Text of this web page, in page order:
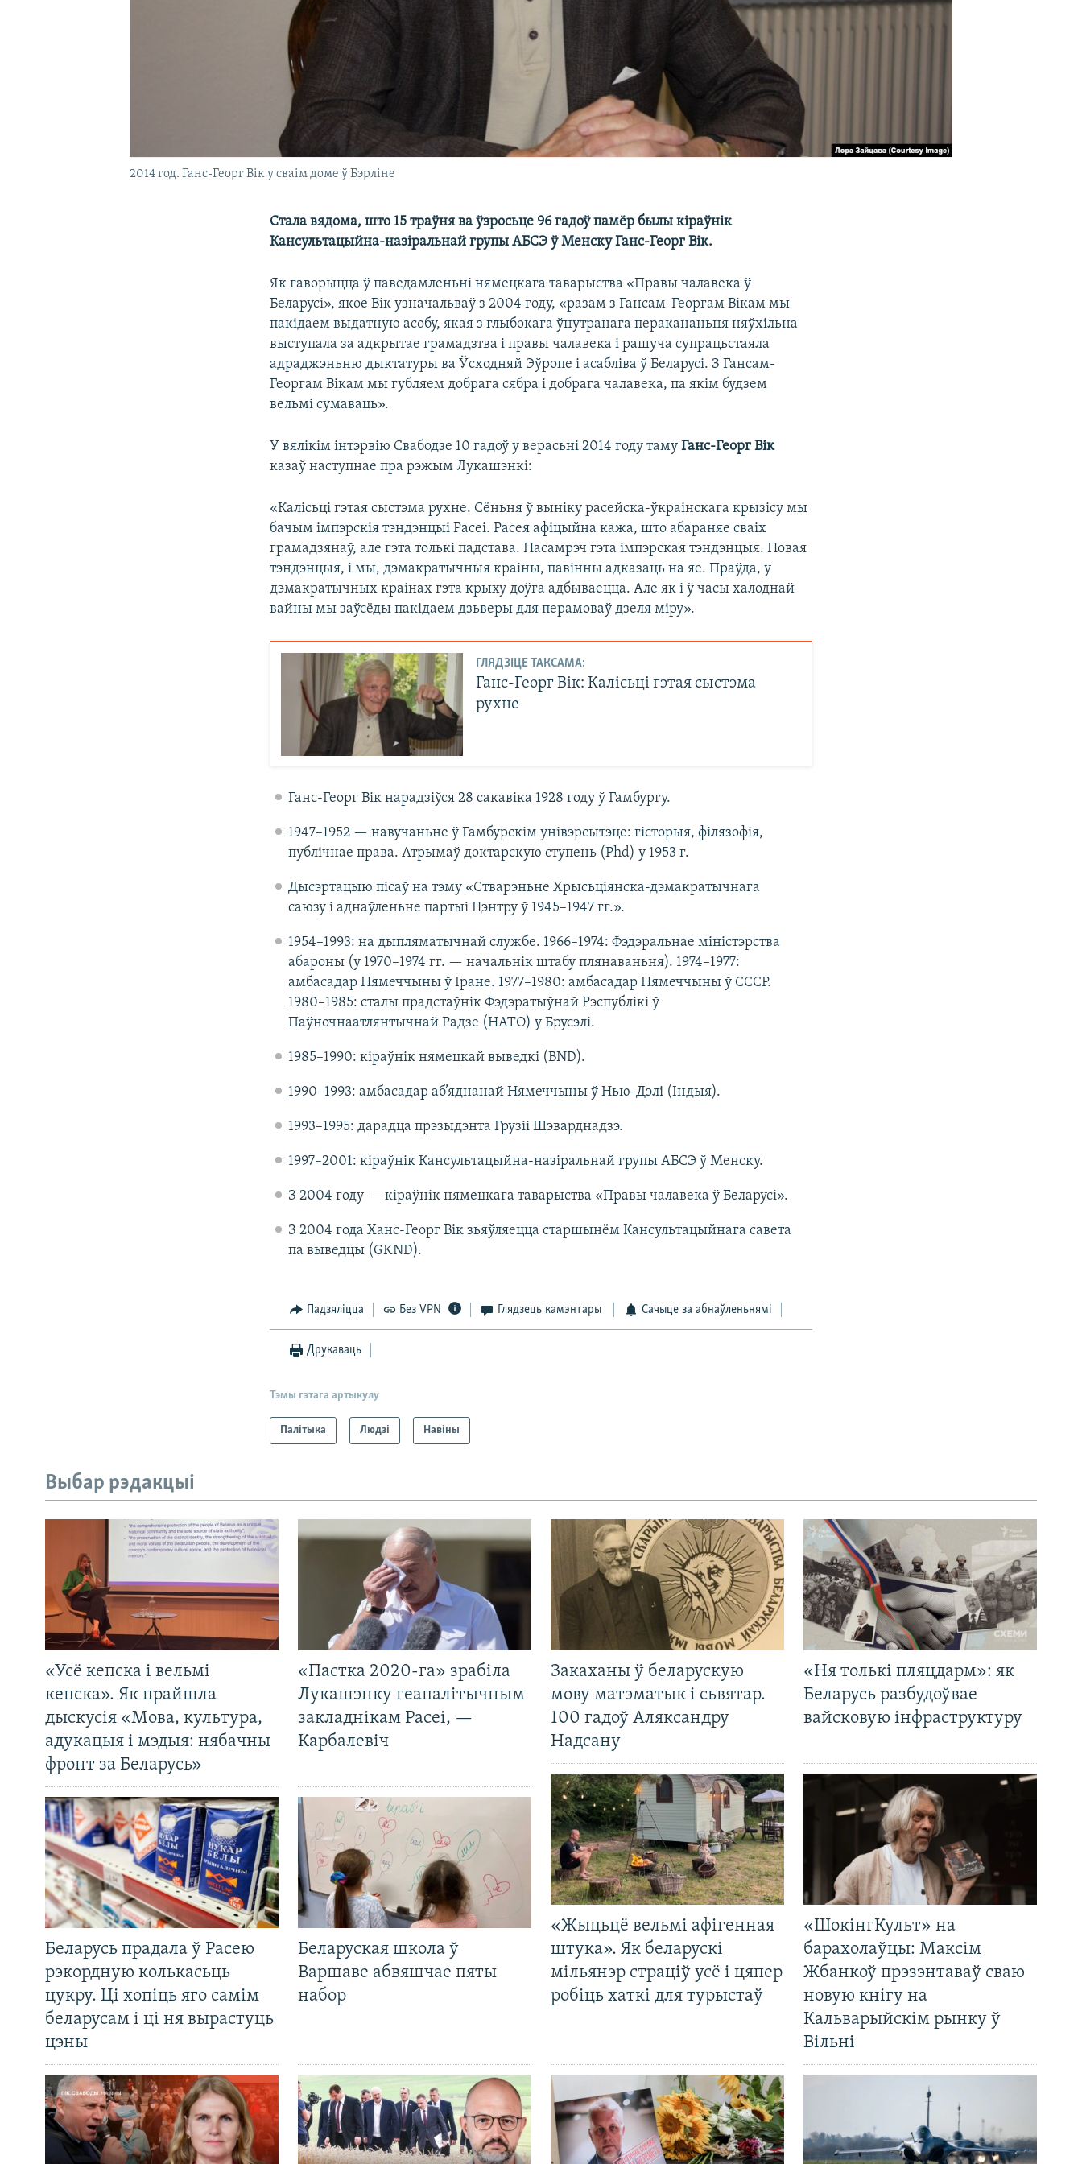
2014 год. Ганс-Георг Вік у сваім доме ў Бэрліне
Стала вядома, што 15 траўня ва ўзросьце 96 гадоў памёр былы кіраўнік
Кансультацыйна-назіральнай групы АБСЭ ў Менску Ганс-Георг Вік.
Як гаворыцца ў паведамленьні нямецкага таварыства «Правы чалавека ў
Беларусі», якое Вік узначальваў з 2004 году, «разам з Гансам-Георгам Вікам мы
пакідаем выдатную асобу, якая з глыбокага ўнутранага перакананьня няўхільна
выступала за адкрытае грамадзтва і правы чалавека і рашуча супрацьстаяла
адраджэньню дыктатуры ва Ўсходняй Эўропе і асабліва ў Беларусі. З Гансам-
Георгам Вікам мы губляем добрага сябра і добрага чалавека, па якім будзем
вельмі сумаваць».
У вялікім інтэрвію Свабодзе 10 гадоў у верасьні 2014 году тамуГанс-Георг Вік
казаў наступнае пра рэжым Лукашэнкі:
«Калісьці гэтая сыстэма рухне. Сёньня ў выніку расейска-ўкраінскага крызісу мы
бачым імпэрскія тэндэнцыі Расеі. Расея афіцыйна кажа, што абараняе сваіх
грамадзянаў, але гэта толькі падстава. Насамрэч гэта імпэрская тэндэнцыя. Новая
тэндэнцыя, і мы, дэмакратычныя краіны, павінны адказаць на яе. Праўда, у
дэмакратычных краінах гэта крыху доўга адбываецца. Але як і ў часы халоднай
вайны мы заўсёды пакідаем дзьверы для перамоваў дзеля міру».
ГЛЯДЗІЦЕ ТАКСАМА:
Ганс-Георг Вік: Калісьці гэтая сыстэма
рухне
Ганс-Георг Вік нарадзіўся 28 сакавіка 1928 году ў Гамбургу.
1947–1952 — навучаньне ў Гамбурскім унівэрсытэце: гісторыя, філязофія,
публічнае права. Атрымаў доктарскую ступень (Phd) у 1953 г.
Дысэртацыю пісаў на тэму «Стварэньне Хрысьціянска-дэмакратычнага
саюзу і аднаўленьне партыі Цэнтру ў 1945–1947 гг.».
1954–1993: на дыпляматычнай службе. 1966–1974: Фэдэральнае міністэрства
абароны (у 1970–1974 гг. — начальнік штабу плянаваньня). 1974–1977:
амбасадар Нямеччыны ў Іране. 1977–1980: амбасадар Нямеччыны ў СССР.
1980–1985: сталы прадстаўнік Фэдэратыўнай Рэспублікі ў
Паўночнаатлянтычнай Радзе (НАТО) у Брусэлі.
1985–1990: кіраўнік нямецкай выведкі (BND).
1990–1993: амбасадар аб’яднанай Нямеччыны ў Нью-Дэлі (Індыя).
1993–1995: дарадца прэзыдэнта Грузіі Шэварднадзэ.
1997–2001: кіраўнік Кансультацыйна-назіральнай групы АБСЭ ў Менску.
З 2004 году — кіраўнік нямецкага таварыства «Правы чалавека ў Беларусі».
З 2004 года Ханс-Георг Вік зьяўляецца старшынём Кансультацыйнага савета
па выведцы (GKND).
Падзяліцца Без VPN Глядзець камэнтары Сачыце за абнаўленьнямі
Друкаваць
Тэмы гэтага артыкулу
Палітыка Людзі Навіны
Выбар рэдакцыі
«Усё кепска і вельмі
кепска». Як прайшла
дыскусія «Мова, культура,
адукацыя і мэдыя: нябачны
фронт за Беларусь»
«Пастка 2020-га» зрабіла
Лукашэнку геапалітычным
закладнікам Расеі, —
Карбалевіч
Беларусь прадала ў Расею
рэкордную колькасьць
цукру. Ці хопіць яго самім
беларусам і ці ня вырастуць
цэны
Беларуская школа ў
Варшаве абвяшчае пяты
набор
Закаханы ў беларускую
мову матэматык і сьвятар.
100 гадоў Аляксандру
Надсану
«Ня толькі пляцдарм»: як
Беларусь разбудоўвае
вайсковую інфраструктуру
«Жыцьцё вельмі афігенная
штука». Як беларускі
мільянэр страціў усё і цяпер
робіць хаткі для турыстаў
«ШокінгКульт» на
барахолаўцы: Максім
Жбанкоў прэзэнтаваў сваю
новую кнігу на
Кальварыйскім рынку ў
Вільні